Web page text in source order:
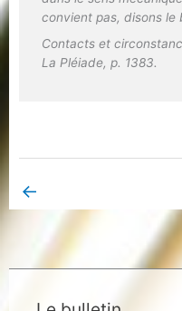
convient pas, disons le
Contacts et
La Pléiade, p. 1383.
←